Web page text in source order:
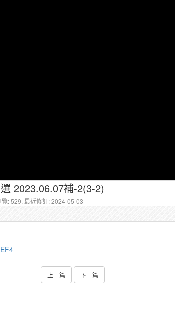
2023.06.07補-2(3-2)
覽: 529, 最近修訂: 2024-05-03
上一篇 下一篇